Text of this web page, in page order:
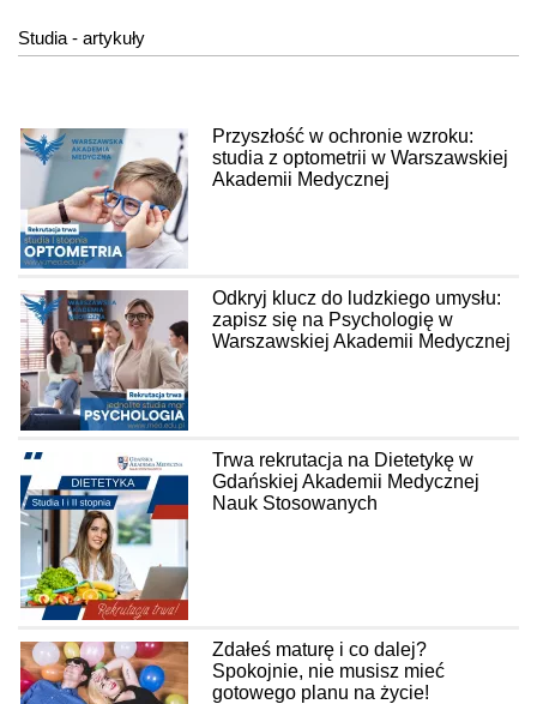
Studia - artykuły
Przyszłość w ochronie wzroku:
studia z optometrii w Warszawskiej
Akademii Medycznej
Odkryj klucz do ludzkiego umysłu:
zapisz się na Psychologię w
Warszawskiej Akademii Medycznej
Trwa rekrutacja na Dietetykę w
Gdańskiej Akademii Medycznej
Nauk Stosowanych
Zdałeś maturę i co dalej?
Spokojnie, nie musisz mieć
gotowego planu na życie!